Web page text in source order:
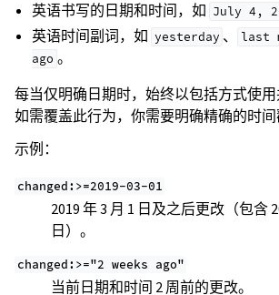
英语书写的日期和时间，如 July 4,
英语时间副词，如 yesterday 、 last
ago 。
每当仅明确日期时，始终以包括方式使用
如需覆盖此行为，你需要明确精确的时间
示例：
changed:>=2019-03-01
2019 年 3 月 1 日及之后更改（包含
日）。
changed:>="2 weeks ago"
当前日期和时间 2 周前的更改。